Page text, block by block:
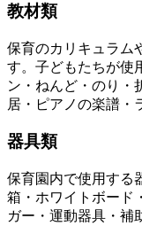
教材類
保育のカリキュラム
す。子どもたちが使
ン・ねんど・のり・
居・ピアノの楽譜・
器具類
保育園内で使用する
箱・ホワイトボード
ガー・運動器具・補